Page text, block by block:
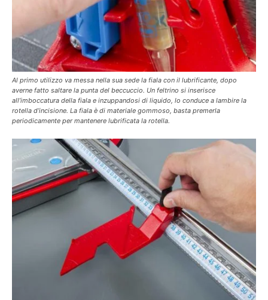
Al primo utilizzo va messa nella sua sede la fiala con il lubrificante, dopo
averne fatto saltare la punta del beccuccio. Un feltrino si inserisce
all’imboccatura della fiala e inzuppandosi di liquido, lo conduce a lambire la
rotella d’incisione. La fiala è di materiale gommoso, basta premerla
periodicamente per mantenere lubrificata la rotella.